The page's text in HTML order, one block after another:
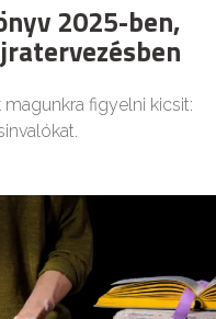
2025-ben,
figyelni kicsit: